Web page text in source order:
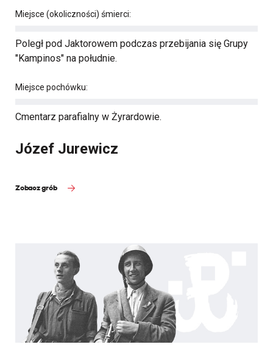
Miejsce (okoliczności) śmierci:
Poległ pod Jaktorowem podczas przebijania się Grupy
"Kampinos" na południe.
Miejsce pochówku:
Cmentarz parafialny w Żyrardowie.
Józef Jurewicz
Zobacz grób